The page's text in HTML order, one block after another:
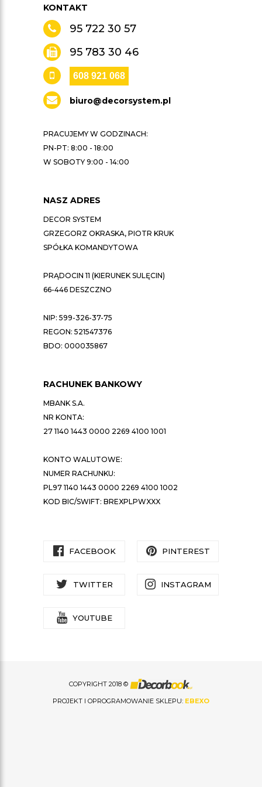
KONTAKT
95 722 30 57
95 783 30 46
608 921 068
biuro@decorsystem.pl
PRACUJEMY W GODZINACH:
PN-PT: 8:00 - 18:00
W SOBOTY 9:00 - 14:00
NASZ ADRES
DECOR SYSTEM
GRZEGORZ OKRASKA, PIOTR KRUK
SPÓŁKA KOMANDYTOWA
PRĄDOCIN 11 (KIERUNEK SULĘCIN)
66-446 DESZCZNO
NIP: 599-326-37-75
REGON: 521547376
BDO: 000035867
RACHUNEK BANKOWY
MBANK S.A.
NR KONTA:
27 1140 1443 0000 2269 4100 1001
KONTO WALUTOWE:
NUMER RACHUNKU:
PL97 1140 1443 0000 2269 4100 1002
KOD BIC/SWIFT: BREXPLPWXXX
FACEBOOK PINTEREST
TWITTER INSTAGRAM
YOUTUBE
COPYRIGHT 2018 ©
PROJEKT I OPROGRAMOWANIE SKLEPU: EBEXO